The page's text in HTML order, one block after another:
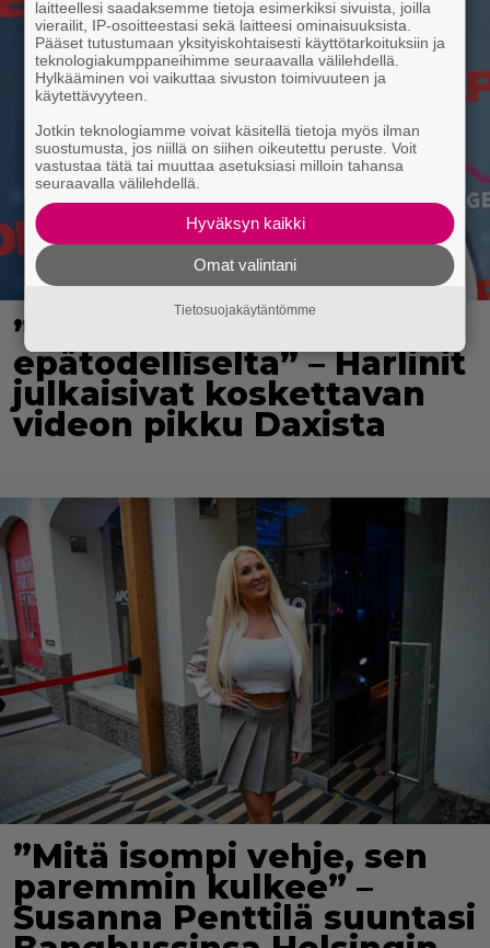
”Tuntuu edelleen
epätodelliselta” – Harlinit
julkaisivat koskettavan
videon pikku Daxista
”Mitä isompi vehje, sen
paremmin kulkee” –
Susanna Penttilä suuntasi
laitteellesi saadaksemme tietoja esimerkiksi sivuista, joilla
vierailit, IP-osoitteestasi sekä laitteesi ominaisuuksista.
Pääset tutustumaan yksityiskohtaisesti käyttötarkoituksiin ja
teknologiakumppaneihimme seuraavalla välilehdellä.
Hylkääminen voi vaikuttaa sivuston toimivuuteen ja
käytettävyyteen.
Jotkin teknologiamme voivat käsitellä tietoja myös ilman
suostumusta, jos niillä on siihen oikeutettu peruste. Voit
vastustaa tätä tai muuttaa asetuksiasi milloin tahansa
seuraavalla välilehdellä.
Hyväksyn kaikki
Omat valintani
Tietosuojakäytäntömme